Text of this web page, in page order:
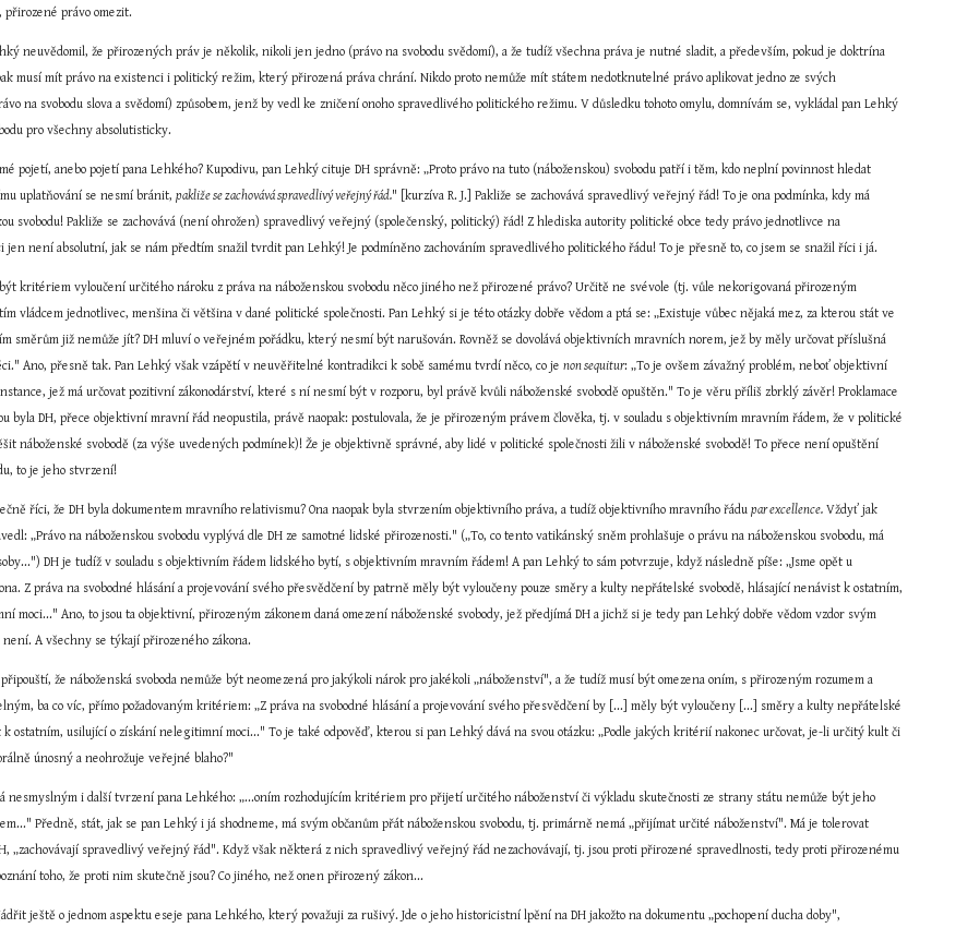
přirozené právo omezit.
neuvědomil, že přirozených práv je několik, nikoli jen jedno (právo na svobodu svědomí), a že tudíž všechna práva je nutné sladit, a především, pokud je doktrína
musí mít právo na existenci i politický režim, který přirozená práva chrání. Nikdo proto nemůže mít státem nedotknutelné právo aplikovat jedno ze svých
na svobodu slova a svědomí) způsobem, jenž by vedl ke zničení onoho spravedlivého politického režimu. V důsledku tohoto omylu, domnívám se, vykládal pan Lehký
pro všechny absolutisticky.
mé pojetí, anebo pojetí pana Lehkého? Kupodivu, pan Lehký cituje DH správně: „Proto právo na tuto (náboženskou) svobodu patří i těm, kdo neplní povinnost hledat
uplatňování se nesmí bránit, pakliže se zachovává spravedlivý veřejný řád." [kurzíva R. J.] Pakliže se zachovává spravedlivý veřejný řád! To je ona podmínka, kdy má
svobodu! Pakliže se zachovává (není ohrožen) spravedlivý veřejný (společenský, politický) řád! Z hlediska autority politické obce tedy právo jednotlivce na
jen není absolutní, jak se nám předtím snažil tvrdit pan Lehký! Je podmíněno zachováním spravedlivého politického řádu! To je přesně to, co jsem se snažil říci i já.
kritériem vyloučení určitého nároku z práva na náboženskou svobodu něco jiného než přirozené právo? Určitě ne svévole (tj. vůle nekorigovaná přirozeným
vládcem jednotlivec, menšina či většina v dané politické společnosti. Pan Lehký si je této otázky dobře vědom a ptá se: „Existuje vůbec nějaká mez, za kterou stát ve
směrům již nemůže jít? DH mluví o veřejném pořádku, který nesmí být narušován. Rovněž se dovolává objektivních mravních norem, jež by měly určovat příslušná
Ano, přesně tak. Pan Lehký však vzápětí v neuvěřitelné kontradikci k sobě samému tvrdí něco, co je non sequitur: „To je ovšem závažný problém, neboť objektivní
jež má určovat pozitivní zákonodárství, které s ní nesmí být v rozporu, byl právě kvůli náboženské svobodě opuštěn." To je věru příliš zbrklý závěr! Proklamace
byla DH, přece objektivní mravní řád neopustila, právě naopak: postulovala, že je přirozeným právem člověka, tj. v souladu s objektivním mravním řádem, že v politické
náboženské svobodě (za výše uvedených podmínek)! Že je objektivně správné, aby lidé v politické společnosti žili v náboženské svobodě! To přece není opuštění
to je jeho stvrzení!
říci, že DH byla dokumentem mravního relativismu? Ona naopak byla stvrzením objektivního práva, a tudíž objektivního mravního řádu par excellence. Vždyť jak
„Právo na náboženskou svobodu vyplývá dle DH ze samotné lidské přirozenosti." („To, co tento vatikánský sněm prohlašuje o právu na náboženskou svobodu, má
DH je tudíž v souladu s objektivním řádem lidského bytí, s objektivním mravním řádem! A pan Lehký to sám potvrzuje, když následně píše: „Jsme opět u
Z práva na svobodné hlásání a projevování svého přesvědčení by patrně měly být vyloučeny pouze směry a kulty nepřátelské svobodě, hlásající nenávist k ostatním,
moci..." Ano, to jsou ta objektivní, přirozeným zákonem daná omezení náboženské svobody, jež předjímá DH a jichž si je tedy pan Lehký dobře vědom vzdor svým
A všechny se týkají přirozeného zákona.
že náboženská svoboda nemůže být neomezená pro jakýkoli nárok pro jakékoli „náboženství", a že tudíž musí být omezena oním, s přirozeným rozumem a
ba co víc, přímo požadovaným kritériem: „Z práva na svobodné hlásání a projevování svého přesvědčení by [...] měly být vyloučeny [...] směry a kulty nepřátelské
k ostatním, usilující o získání nelegitimní moci..." To je také odpověď, kterou si pan Lehký dává na svou otázku: „Podle jakých kritérií nakonec určovat, je-li určitý kult či
únosný a neohrožuje veřejné blaho?"
nesmyslným i další tvrzení pana Lehkého: „...oním rozhodujícím kritériem pro přijetí určitého náboženství či výkladu skutečnosti ze strany státu nemůže být jeho
Předně, stát, jak se pan Lehký i já shodneme, má svým občanům přát náboženskou svobodu, tj. primárně nemá „přijímat určité náboženství". Má je tolerovat
„zachovávají spravedlivý veřejný řád". Když však některá z nich spravedlivý veřejný řád nezachovávají, tj. jsou proti přirozené spravedlnosti, tedy proti přirozenému
toho, že proti nim skutečně jsou? Co jiného, než onen přirozený zákon...
ještě o jednom aspektu eseje pana Lehkého, který považuji za rušivý. Jde o jeho historicistní lpění na DH jakožto na dokumentu „pochopení ducha doby",